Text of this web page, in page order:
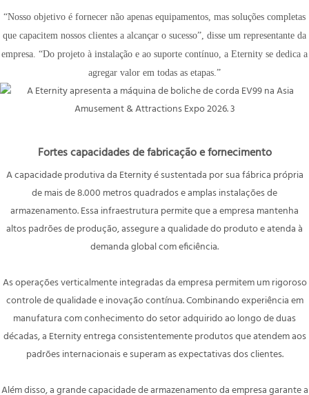
“Nosso objetivo é fornecer não apenas equipamentos, mas soluções completas
que capacitem nossos clientes a alcançar o sucesso”, disse um representante da
empresa. “Do projeto à instalação e ao suporte contínuo, a Eternity se dedica a
agregar valor em todas as etapas.”
Fortes capacidades de fabricação e fornecimento
A capacidade produtiva da Eternity é sustentada por sua fábrica própria
de mais de 8.000 metros quadrados e amplas instalações de
armazenamento. Essa infraestrutura permite que a empresa mantenha
altos padrões de produção, assegure a qualidade do produto e atenda à
demanda global com eficiência.
As operações verticalmente integradas da empresa permitem um rigoroso
controle de qualidade e inovação contínua. Combinando experiência em
manufatura com conhecimento do setor adquirido ao longo de duas
décadas, a Eternity entrega consistentemente produtos que atendem aos
padrões internacionais e superam as expectativas dos clientes.
Além disso, a grande capacidade de armazenamento da empresa garante a